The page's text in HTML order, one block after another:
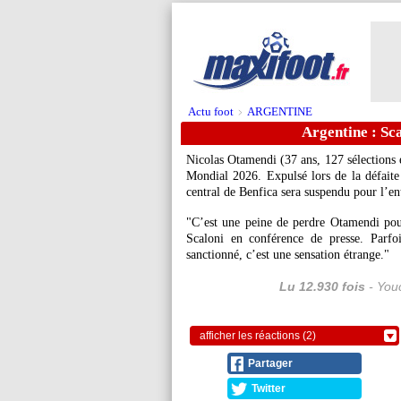
Actu foot > ARGENTINE
Argentine :
Nicolas Otamendi (37 ans, 127
Mondial 2026. Expulsé lors de la
central de Benfica sera suspendu pour
"C’est une peine de perdre Otamendi
Scaloni en conférence de presse.
sanctionné, c’est une sensation étrange."
Lu 12.930 fois -
afficher les réactions (2)
Partager
Twitter